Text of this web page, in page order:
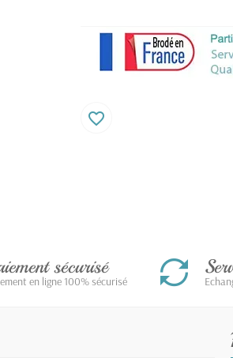
favorite_border
sécurisé
en ligne 100% sécurisé